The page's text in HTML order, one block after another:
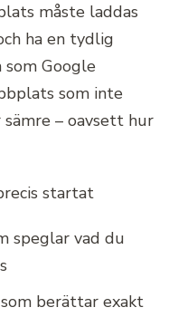
måste laddas
ha en tydlig
Google
som inte
– oavsett hur
startat
speglar vad du
berättar exakt